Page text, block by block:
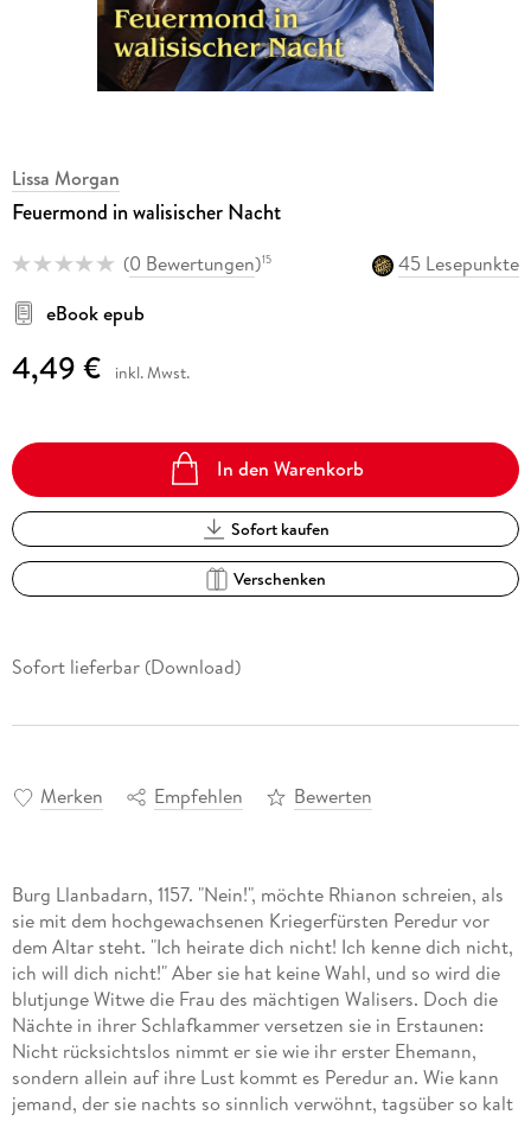
Lissa Morgan
Feuermond in walisischer Nacht
(0 Bewertungen)15
45 Lesepunkte
eBook epub
4,49 € inkl. Mwst.
In den Warenkorb
Sofort kaufen
Verschenken
Sofort lieferbar (Download)
Merken Empfehlen Bewerten
Burg Llanbadarn, 1157. "Nein!", möchte Rhianon schreien, als
sie mit dem hochgewachsenen Kriegerfürsten Peredur vor
dem Altar steht. "Ich heirate dich nicht! Ich kenne dich nicht,
ich will dich nicht!" Aber sie hat keine Wahl, und so wird die
blutjunge Witwe die Frau des mächtigen Walisers. Doch die
Nächte in ihrer Schlafkammer versetzen sie in Erstaunen:
Nicht rücksichtslos nimmt er sie wie ihr erster Ehemann,
sondern allein auf ihre Lust kommt es Peredur an. Wie kann
jemand, der sie nachts so sinnlich verwöhnt, tagsüber so kalt